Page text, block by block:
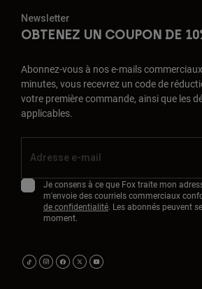
Newsletter
OBTENEZ UN COUPON DE
Abonnez-vous à nos e-mails
minutes, vous recevrez un code de
votre première commande, ainsi que les
applicables.
Je consens à ce que Fox traite mon
m'envoie des courriels commerciaux
de confidentialité. Les abonnés peuvent
moment.